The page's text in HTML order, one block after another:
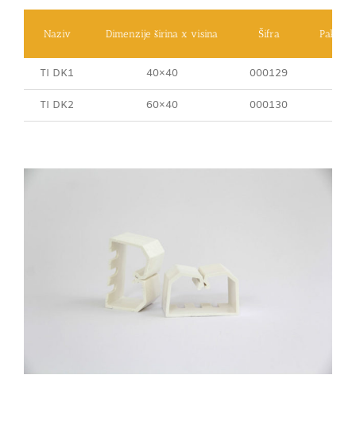
Naziv Dimenzije širina x visina Šifra
TI DK1 40×40 000129
TI DK2 60×40 000130